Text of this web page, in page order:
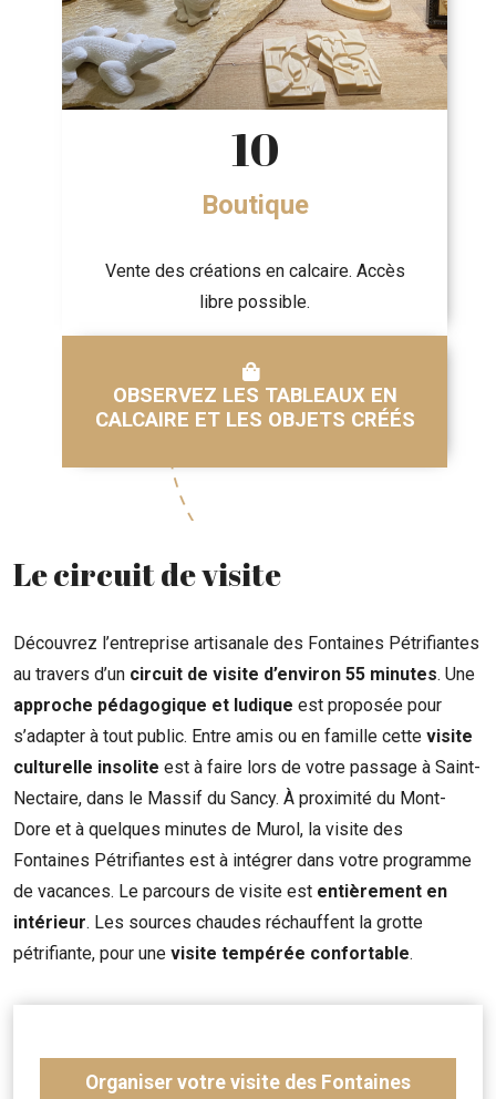
10
Boutique
Vente des créations en calcaire. Accès
libre possible.
OBSERVEZ LES TABLEAUX EN
CALCAIRE ET LES OBJETS CRÉÉS
Le circuit de visite
Découvrez l’entreprise artisanale des Fontaines Pétrifiantes
au travers d’un circuit de visite d’environ 55 minutes. Une
approche pédagogique et ludique est proposée pour
s’adapter à tout public. Entre amis ou en famille cette visite
culturelle insolite est à faire lors de votre passage à Saint-
Nectaire, dans le Massif du Sancy. À proximité du Mont-
Dore et à quelques minutes de Murol, la visite des
Fontaines Pétrifiantes est à intégrer dans votre programme
de vacances. Le parcours de visite est entièrement en
intérieur. Les sources chaudes réchauffent la grotte
pétrifiante, pour une visite tempérée confortable.
Organiser votre visite des Fontaines